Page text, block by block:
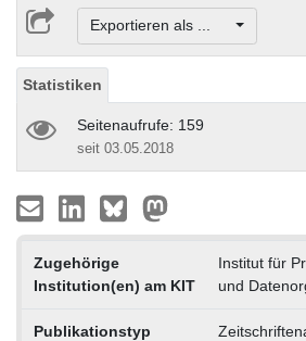
Exportieren als ...
Statistiken
Seitenaufrufe: 159
seit 03.05.2018
Zugehörige
Institution(en) am KIT
Institut für
und
Publikationstyp